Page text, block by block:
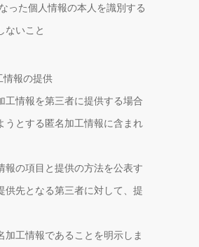
った個人情報の本人を識別する
ないこと
情報の提供
工情報を第三者に提供する場合
うとする匿名加工情報に含まれ
報の項目と提供の方法を公表す
供先となる第三者に対して、提
加工情報であることを明示しま